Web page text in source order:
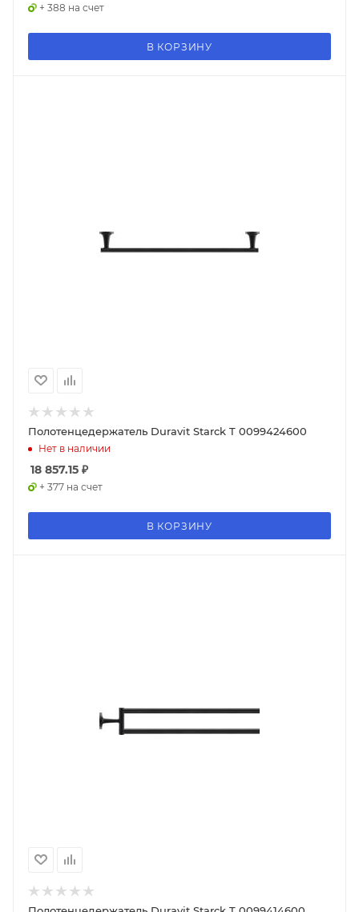
+ 388 на счет
В КОРЗИНУ
Полотенцедержатель Duravit Starck T 0099424600
Нет в наличии
18 857.15 ₽
+ 377 на счет
В КОРЗИНУ